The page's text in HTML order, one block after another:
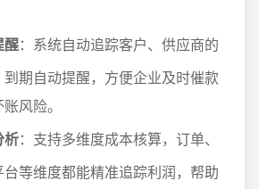
醒：系统自动追踪客户、供应商的
期自动提醒，方便企业及时催款
风险。
析：支持多维度成本核算，订单、
等维度都能精准追踪利润，帮助